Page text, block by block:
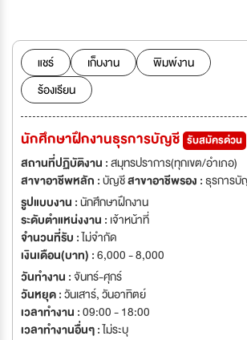
แชร์ เก็บงาน
พิมพ์งาน
ร้องเรียน
นักศึกษาฝึกงานธุรการบัญชี รับสมัครด่วน
สถานที่ปฏิบัติงาน :สมุทรปราการ(ทุกเขต/อำเภอ)
สาขาอาชีพหลัก :บัญชีสาขาอาชีพรอง :ธุรการ
รูปแบบงาน :นักศึกษาฝึกงาน
ระดับตำแหน่งงาน : เจ้าหน้าที่
จำนวนที่รับ :ไม่จำกัด
เงินเดือน(บาท) :6,000 - 8,000
วันทำงาน :จันทร์-ศุกร์
วันหยุด :วันเสาร์,วันอาทิตย์
เวลาทำงาน :09:00 - 18:00
เวลาทำงานอื่นๆ :ไม่ระบุ